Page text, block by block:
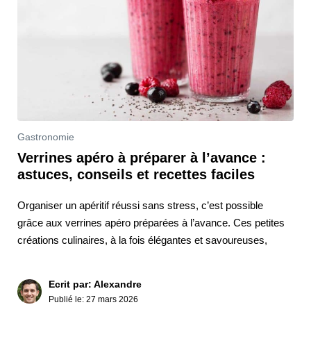
Gastronomie
Verrines apéro à préparer à l’avance :
astuces, conseils et recettes faciles
Organiser un apéritif réussi sans stress, c’est possible
grâce aux verrines apéro préparées à l’avance. Ces petites
créations culinaires, à la fois élégantes et savoureuses,
Ecrit par: Alexandre
Publié le: 27 mars 2026